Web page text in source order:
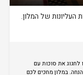
העליונות של המלון.
בואו לחגוג את סוכות עם
חופשה במלון הרודס פאלאס אילת ותיהנו מ-20% הנחה. במלון מחכים לכם